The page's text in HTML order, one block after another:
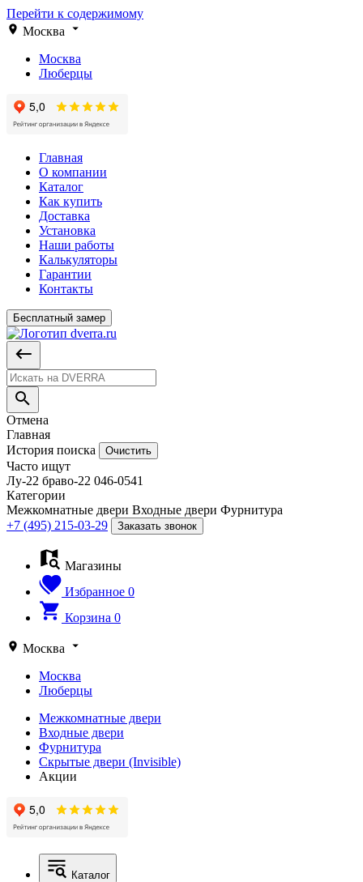
Перейти к содержимому
Москва
Москва
Люберцы
Главная
О компании
Каталог
Как купить
Доставка
Установка
Наши работы
Калькуляторы
Гарантии
Контакты
Бесплатный замер
Отмена
Главная
История поиска
Очистить
Часто ищут
Лу-22 браво-22 046-0541
Категории
Межкомнатные двери Входные двери Фурнитура
+7 (495) 215-03-29
Заказать звонок
Магазины
Избранное 0
Корзина 0
Москва
Москва
Люберцы
Межкомнатные двери
Входные двери
Фурнитура
Скрытые двери (Invisible)
Акции
Каталог